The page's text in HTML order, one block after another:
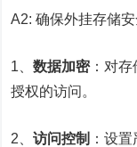
A2: 确保外挂存储
1、数据加密：对存
授权的访问。
2、访问控制 ：设